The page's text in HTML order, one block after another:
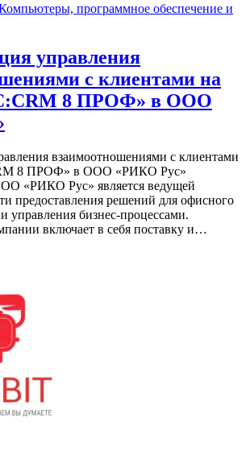
программное обеспечение и
управления
с клиентами на
8 ПРОФ» в ООО
взаимоотношениями с клиентами
8 ПРОФ» в ООО «РИКО Рус»
«РИКО Рус» является ведущей
предоставления решений для офисного
управления бизнес-процессами.
включает в себя поставку и…